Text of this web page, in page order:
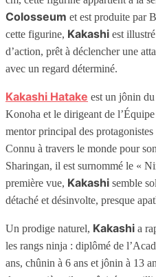
Colosseum et est produite par
cette figurine, Kakashi est
d’action, prêt à déclencher une
avec un regard déterminé.
Kakashi Hatake est un jônin
Konoha et le dirigeant de
mentor principal des protagonistes
Connu à travers le monde pour
Sharingan, il est surnommé le «
première vue, Kakashi semble
détaché et désinvolte, presque
Un prodige naturel, Kakashi a
les rangs ninja : diplômé de
ans, chûnin à 6 ans et jônin à 13